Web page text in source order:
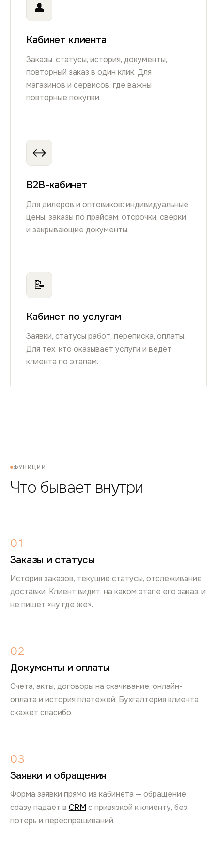
👤
Кабинет клиента
Заказы, статусы, история, документы,
повторный заказ в один клик. Для
магазинов и сервисов, где важны
повторные покупки.
↔
B2B-кабинет
Для дилеров и оптовиков: индивидуальные
цены, заказы по прайсам, отсрочки, сверки
и закрывающие документы.
📝
Кабинет по услугам
Заявки, статусы работ, переписка, оплаты.
Для тех, кто оказывает услуги и ведёт
клиента по этапам.
ФУНКЦИИ
Что бывает внутри
01
Заказы и статусы
История заказов, текущие статусы, отслеживание
доставки. Клиент видит, на каком этапе его заказ, и
не пишет «ну где же».
02
Документы и оплаты
Счета, акты, договоры на скачивание, онлайн-
оплата и история платежей. Бухгалтерия клиента
скажет спасибо.
03
Заявки и обращения
Форма заявки прямо из кабинета — обращение
сразу падает в CRM с привязкой к клиенту, без
потерь и переспрашиваний.